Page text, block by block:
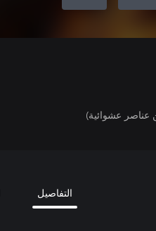
عناصر عشوائية)
التفاصيل